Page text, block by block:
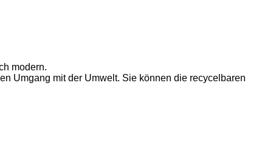
modern.
Umgang mit der Umwelt. Sie können die recycelbaren